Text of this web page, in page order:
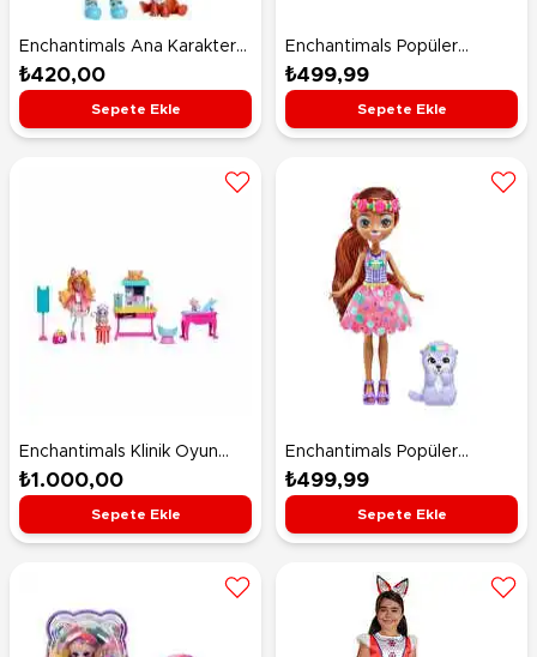
Enchantimals Ana Karakter
Bebekler Geyik Danessa
Bebek ve Sprint FXM75
₺420,00
Sepete Ekle
Enchantimals Popüler
Karakter Bebekler Hensley
Hedgehog ve Spiney HKN13
₺499,99
Sepete Ekle
Enchantimals Klinik Oyun
Seti HLH22
₺1.000,00
Sepete Ekle
Enchantimals Popüler
Karakter Bebekler Oneda
Otter ve Kelpie HXB98
₺499,99
Sepete Ekle